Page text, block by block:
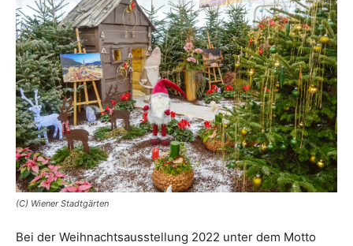
(C) Wiener Stadtgärten
Bei der Weihnachtsausstellung 2022 unter dem Motto